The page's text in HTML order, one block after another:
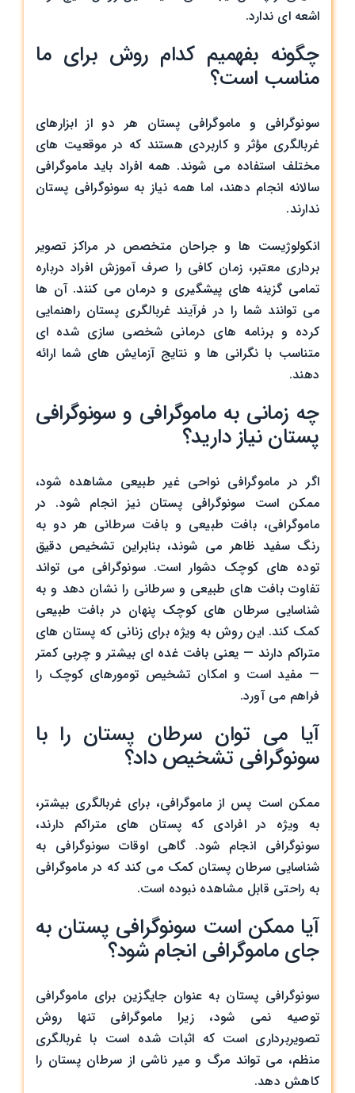
اشعه‌ ای ندارد.
چگونه بفهمیم کدام روش برای ما
مناسب است؟
سونوگرافی و ماموگرافی پستان هر دو از ابزارهای
غربالگری مؤثر و کاربردی هستند که در موقعیت‌ های
مختلف استفاده می‌ شوند. همه افراد باید ماموگرافی
سالانه انجام دهند، اما همه نیاز به سونوگرافی پستان
ندارند.
انکولوژیست ‌ها و جراحان متخصص در مراکز تصویر
برداری معتبر، زمان کافی را صرف آموزش افراد درباره
تمامی گزینه ‌های پیشگیری و درمان می‌ کنند. آن ها
می ‌توانند شما را در فرآیند غربالگری پستان راهنمایی
کرده و برنامه ‌های درمانی شخصی ‌سازی‌ شده ای
متناسب با نگرانی‌ ها و نتایج آزمایش ‌های شما ارائه
دهند.
چه زمانی به ماموگرافی و سونوگرافی
پستان نیاز دارید؟
اگر در ماموگرافی نواحی غیر طبیعی مشاهده شود،
ممکن است سونوگرافی پستان نیز انجام شود. در
ماموگرافی، بافت طبیعی و بافت سرطانی هر دو به
رنگ سفید ظاهر می‌ شوند، بنابراین تشخیص دقیق
توده‌ های کوچک دشوار است. سونوگرافی می ‌تواند
تفاوت بافت‌ های طبیعی و سرطانی را نشان دهد و به
شناسایی سرطان‌ های کوچک پنهان در بافت طبیعی
کمک کند. این روش به ‌ویژه برای زنانی که پستان‌ های
متراکم دارند — یعنی بافت غده ‌ای بیشتر و چربی کمتر
— مفید است و امکان تشخیص تومورهای کوچک را
فراهم می ‌آورد.
آیا می ‌توان سرطان پستان را با
سونوگرافی تشخیص داد؟
ممکن است پس از ماموگرافی، برای غربالگری بیشتر،
به ویژه در افرادی که پستان ‌های متراکم دارند،
سونوگرافی انجام شود. گاهی اوقات سونوگرافی به
شناسایی سرطان پستان کمک می ‌کند که در ماموگرافی
به‌ راحتی قابل مشاهده نبوده است.
آیا ممکن است سونوگرافی پستان به
جای ماموگرافی انجام شود؟
سونوگرافی پستان به ‌عنوان جایگزین برای ماموگرافی
توصیه نمی‌ شود، زیرا ماموگرافی تنها روش
تصویربرداری است که اثبات شده است با غربالگری
منظم، می ‌تواند مرگ‌ و میر ناشی از سرطان پستان را
کاهش دهد.